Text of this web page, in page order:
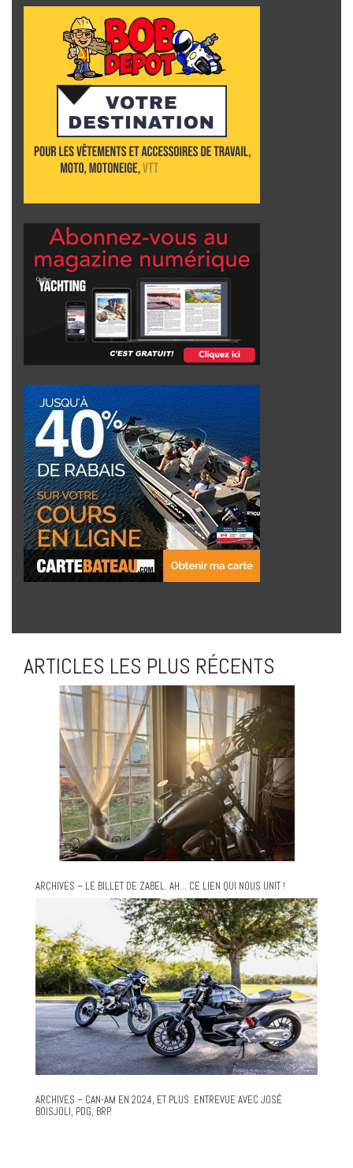
ARTICLES LES PLUS RÉCENTS
ARCHIVES – LE BILLET DE ZABEL. AH… CE LIEN QUI NOUS UNIT !
ARCHIVES – CAN-AM EN 2024, ET PLUS. ENTREVUE AVEC JOSÉ
BOISJOLI, PDG, BRP.